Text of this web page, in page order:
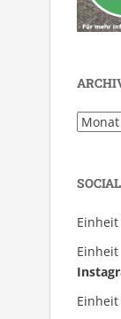
Archiv